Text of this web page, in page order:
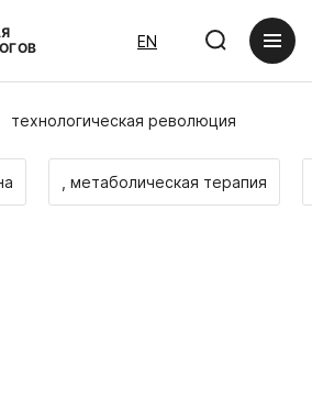
EN
технологическая революция
, метаболическая терапия